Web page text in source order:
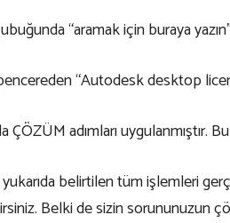
“aramak için buraya
“Autodesk desktop
ÇÖZÜM adımları uygulanmıştır.
belirtilen tüm işlemleri
Belki de sizin sorununuzun